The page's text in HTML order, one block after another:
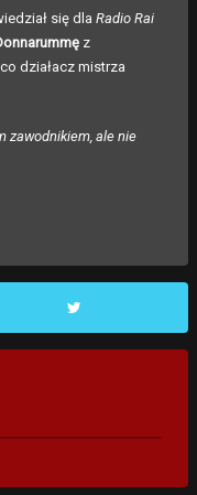
się dla Radio Rai
z
działacz mistrza
zawodnikiem, ale nie